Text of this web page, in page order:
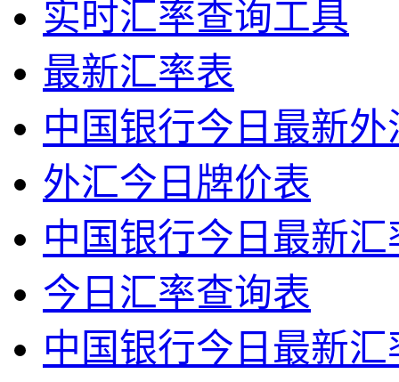
实时汇率查询工具
最新汇率表
中国银行今日最新
外汇今日牌价表
中国银行今日最新汇
今日汇率查询表
中国银行今日最新汇